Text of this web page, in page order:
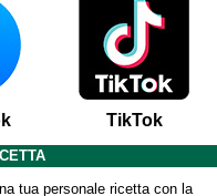
TikTok
tua personale ricetta con la